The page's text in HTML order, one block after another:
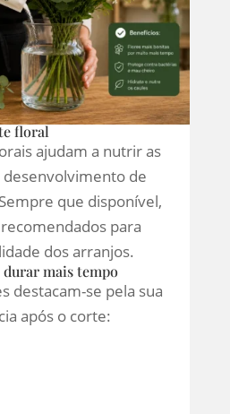
floral
ajudam a nutrir as
de
que disponível,
para
dos arranjos.
durar mais tempo
destacam-se pela sua
após o corte: